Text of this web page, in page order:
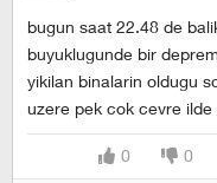
bugun saat 22.48 de
buyuklugunde bir
yikilan binalarin oldugu
uzere pek cok cevre ilde
0 0